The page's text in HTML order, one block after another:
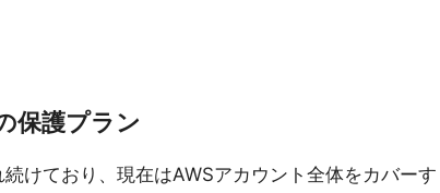
保護プラン
けており、現在はAWSアカウント全体をカバーす